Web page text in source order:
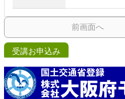
前画面へ
受講お申込み